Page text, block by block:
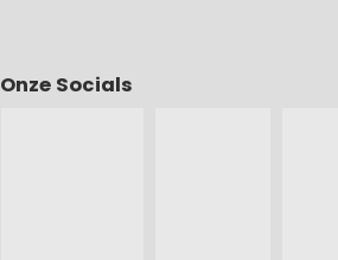
Onze Socials